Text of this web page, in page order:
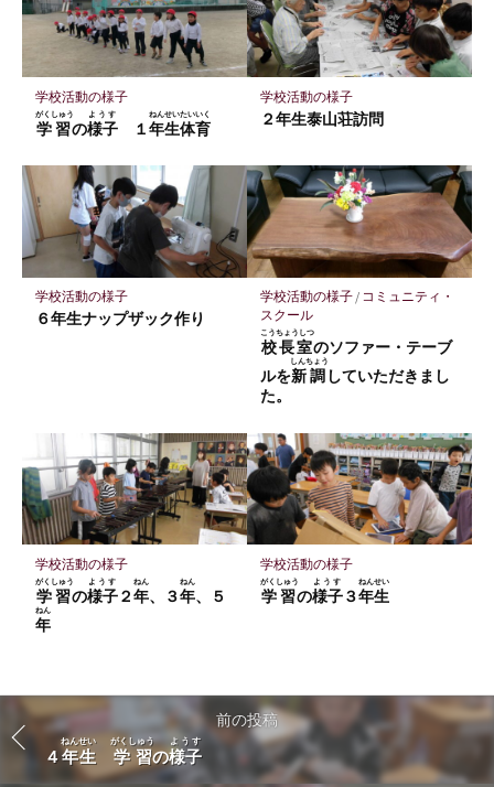
マ
ー
ク
に
保
存
学校活動の様子
学習
がくしゅう
の様子
ようす
１年生
ねんせい
体育
たいいく
学校活動の様子
２年生泰山荘訪問
学校活動の様子
６年生ナップザック作り
学校活動の様子/ コミュニティ・
スクール
校長室
こうちょうしつ
のソファー・テーブ
ルを新調
しんちょう
していただきまし
た。
学校活動の様子
学習
がくしゅう
の様子
ようす
２年
ねん
、３年
ねん
、５
年
ねん
学校活動の様子
学習
がくしゅう
の様子
ようす
３年生
ねんせい
前の投稿
４年生
ねんせい
学習
がくしゅう
の様子
ようす